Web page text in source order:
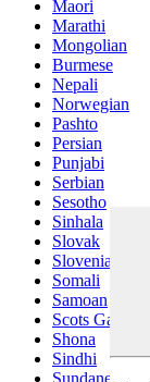
Maori
Marathi
Mongolian
Burmese
Nepali
Norwegian
Pashto
Persian
Punjabi
Serbian
Sesotho
Sinhala
Slovak
Slovenian
Somali
Samoan
Scots Gaelic
Shona
Sindhi
Sundanese